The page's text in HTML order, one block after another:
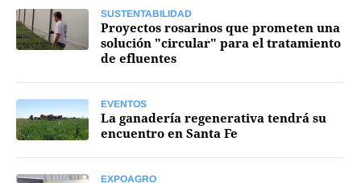
SUSTENTABILIDAD
Proyectos rosarinos que prometen una
solución "circular" para el tratamiento
de efluentes
EVENTOS
La ganadería regenerativa tendrá su
encuentro en Santa Fe
EXPOAGRO